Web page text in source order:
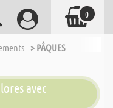
> PÂQUES
avec
0